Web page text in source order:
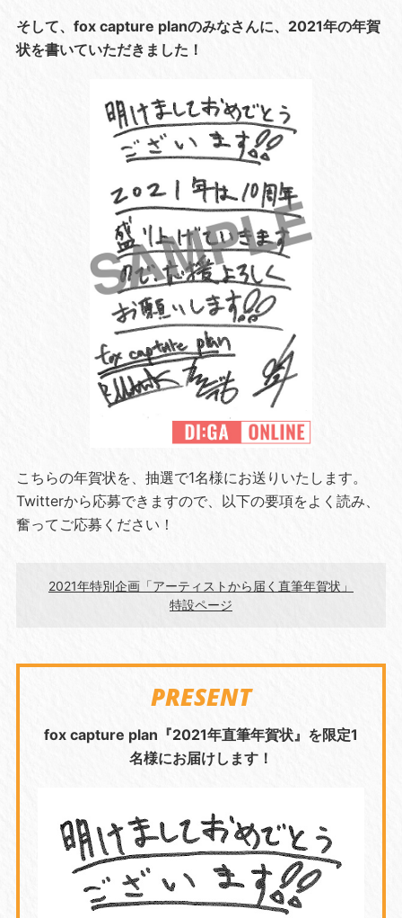
そして、fox capture planのみなさんに、2021年の年賀
状を書いていただきました！
こちらの年賀状を、抽選で1名様にお送りいたします。
Twitterから応募できますので、以下の要項をよく読み、
奮ってご応募ください！
2021年特別企画「アーティストから届く直筆年賀状」
特設ページ
PRESENT
fox capture plan『2021年直筆年賀状』を限定1
名様にお届けします！